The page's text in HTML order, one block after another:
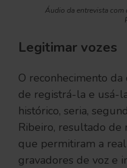
Áudio da entrevista com
Legitimar vozes
O reconhecimento
de registrá-la e usá-
histórico, seria,
Ribeiro, resultado de
que permitiram a
gravadores de voz e